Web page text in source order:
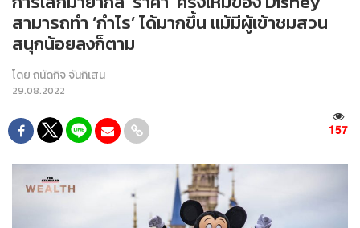
สามารถทำ ‘กำไร’ ได้มากขึ้น แม้มีผู้เข้าชมสวน
สนุกน้อยลงก็ตาม
โดยถนัดกิจ จันกิเสน
29.08.2022
157